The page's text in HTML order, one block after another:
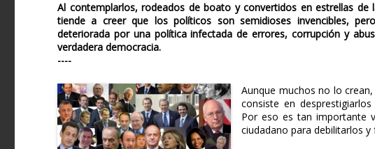
Al contemplarlos, rodeados de boato y convertidos en estrellas
tiende a creer que los políticos son semidioses invencibles,
deteriorada por una política infectada de errores, corrupción y
verdadera democracia.
----
Aunque muchos no lo
consiste en
Por eso es tan importante
ciudadano para debilitarlos